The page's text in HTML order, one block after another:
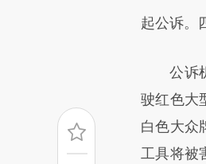
起公诉。
公诉机
驶红色大
白色大众
工具将被